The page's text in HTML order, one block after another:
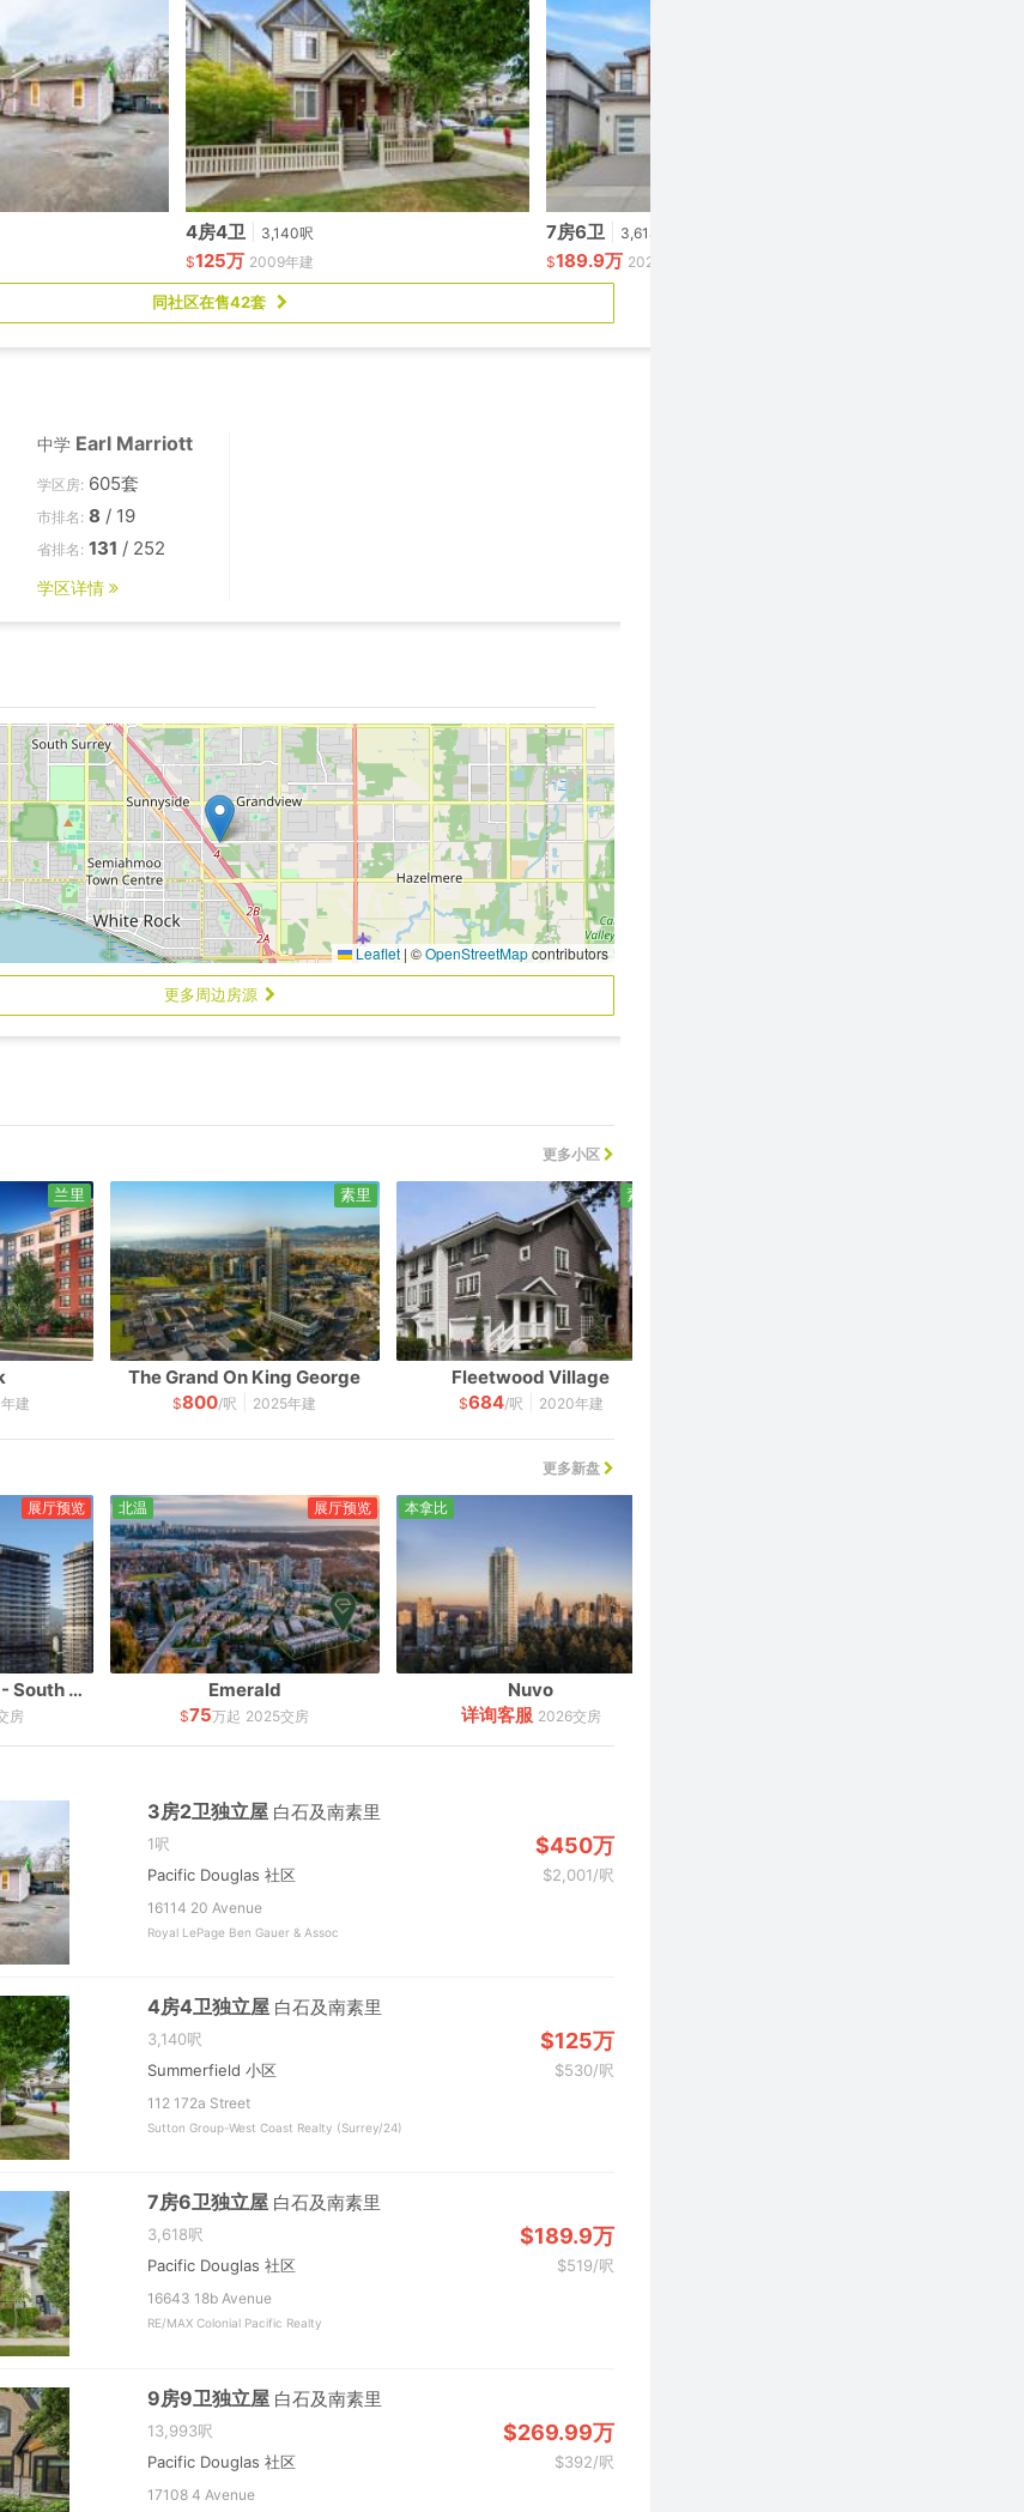
4房4卫
3,140呎
$125万 2009年建
7房6卫
3,618呎
$189.9万 2020年建
同社区在售42套
中学 Earl Marriott
学区房: 605套
市排名: 8 / 19
省排名: 131 / 252
学区详情
Leaflet | ©OpenStreetMapcontributors
更多周边房源
更多小区
建
兰里
The Grand On King George
$800/呎 2025年建
素里
Fleetwood Village
$684/呎 2020年建
素里
更多新盘
Reign At Metrotown - South Tower
房
展厅预览
Emerald
$75万起 2025交房
北温 展厅预览
Nuvo
详询客服 2026交房
本拿比
3房2卫独立屋 白石及南素里
1呎 $450万
Pacific Douglas 社区 $2,001/呎
16114 20 Avenue
Royal LePage Ben Gauer & Assoc
4房4卫独立屋 白石及南素里
3,140呎 $125万
Summerfield 小区 $530/呎
112 172a Street
Sutton Group-West Coast Realty (Surrey/24)
7房6卫独立屋 白石及南素里
3,618呎 $189.9万
Pacific Douglas 社区 $519/呎
16643 18b Avenue
RE/MAX Colonial Pacific Realty
9房9卫独立屋 白石及南素里
13,993呎 $269.99万
Pacific Douglas 社区 $392/呎
17108 4 Avenue